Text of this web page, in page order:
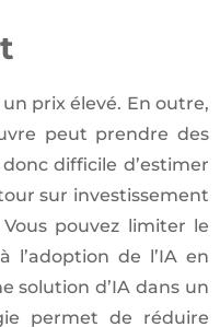
prix élevé. En outre,
peut prendre des
difficile d’estimer
sur investissement
pouvez limiter le
l’adoption de l’IA en
solution d’IA dans un
permet de réduire